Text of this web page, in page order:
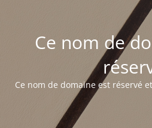
Ce nom de
Ce nom de domaine est réservé